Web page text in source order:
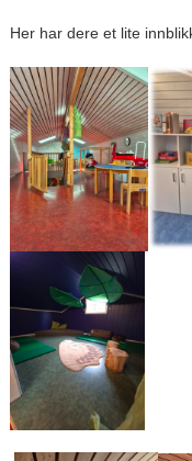
Her har dere et lite